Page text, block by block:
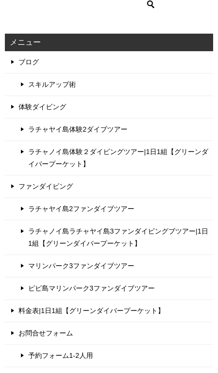
メニュー
ブログ
スキルアップ術
体験ダイビング
ラチャヤイ島体験2ダイブツアー
ラチャノイ島体験２ダイビングツアー|1日1組【グリーンダ
イバープーケット】
ファンダイビング
ラチャヤイ島2ファンダイブツアー
ラチャノイ島ラチャヤイ島3ファンダイビングブツアー|1日
1組【グリーンダイバープーケット】
マリンパーク3ファンダイブツアー
ピピ島マリンパーク3ファンダイブツアー
料金表|1日1組【グリーンダイバープーケット】
お問合せフォーム
予約フォーム1-2人用